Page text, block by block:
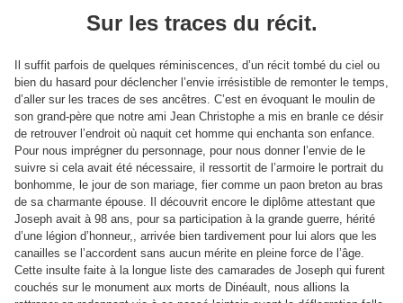
Sur les traces du récit.
Il suffit parfois de quelques réminiscences, d’un récit tombé du ciel ou
bien du hasard pour déclencher l’envie irrésistible de remonter le temps,
d’aller sur les traces de ses ancêtres. C’est en évoquant le moulin de
son grand-père que notre ami Jean Christophe a mis en branle ce désir
de retrouver l’endroit où naquit cet homme qui enchanta son enfance.
Pour nous imprégner du personnage, pour nous donner l’envie de le
suivre si cela avait été nécessaire, il ressortit de l’armoire le portrait du
bonhomme, le jour de son mariage, fier comme un paon breton au bras
de sa charmante épouse. Il découvrit encore le diplôme attestant que
Joseph avait à 98 ans, pour sa participation à la grande guerre, hérité
d’une légion d’honneur,, arrivée bien tardivement pour lui alors que les
canailles se l’accordent sans aucun mérite en pleine force de l’âge.
Cette insulte faite à la longue liste des camarades de Joseph qui furent
couchés sur le monument aux morts de Dinéault, nous allions la